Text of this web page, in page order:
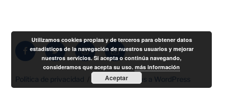
FacebookTwitter InstagramCorreo
electrónico
Política de privacidad Funciona gracias a WordPress
Utilizamos cookies propias y de terceros para obtener datos
estadísticos de la navegación de nuestros usuarios y mejorar
nuestros servicios. Si acepta o continúa navegando,
consideramos que acepta su uso.más información
Aceptar